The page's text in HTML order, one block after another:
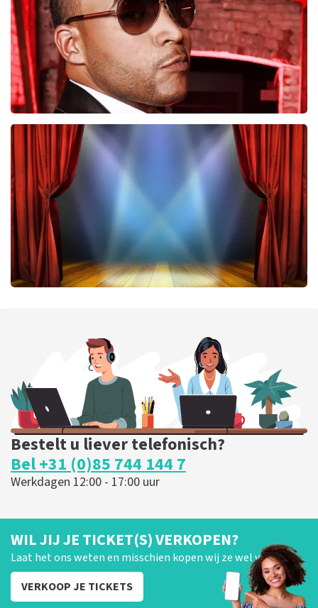
BESTEL NU
Don Omar
224 laatste 30 minuten
BESTEL NU
BESTEL NU
Bestelt u liever telefonisch?
Bel +31 (0)85 744 144 7
Werkdagen 12:00 - 17:00 uur
WIL JIJ JE TICKET(S) VERKOPEN?
Laat het ons weten en misschien kopen wij ze wel van je!
VERKOOP JE TICKETS